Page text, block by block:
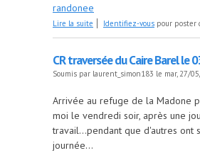
randonee
Lire la suite de randonnée improviséé
Identifiez-vous pour poster
CR traversée du Caire Barel le
Soumis par laurent_simon183 le mar, 27/
Arrivée au refuge de la Madone
moi le vendredi soir, après une
travail...pendant que d'autres ont
journée...